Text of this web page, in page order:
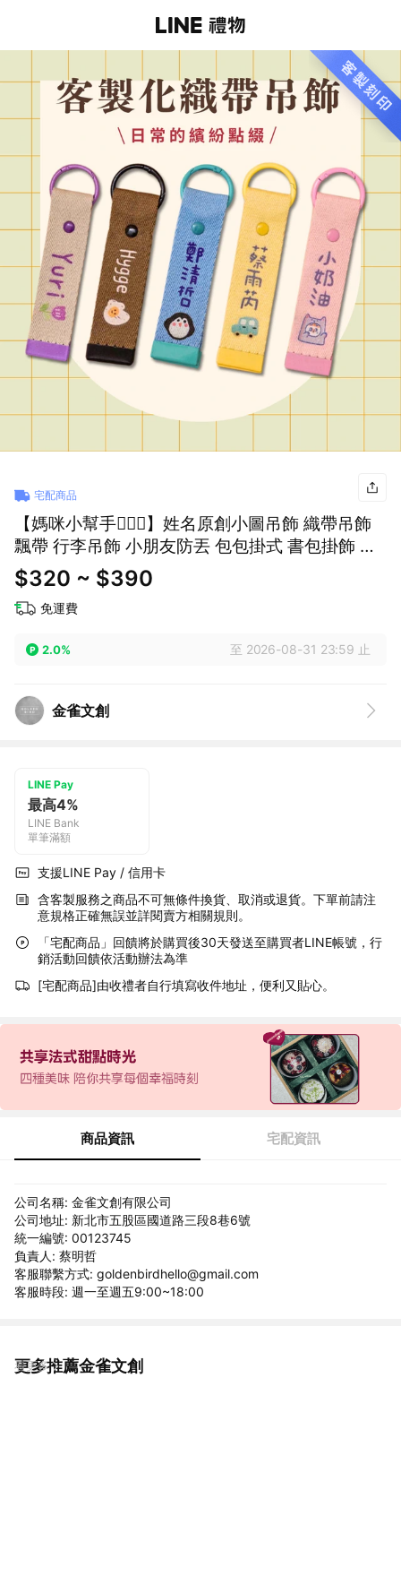
宅配商品
【媽咪小幫手🧚🏻‍♀️】姓名原創小圖吊飾 織帶吊飾
飄帶 行李吊飾 小朋友防丟 包包掛式 書包掛飾 小
朋友吊飾 防丟
$320 ~ $390
免運費
2.0% 至 2026-08-31 23:59 止
金雀文創
LINE Pay
最高4%
LINE Bank
單筆滿額
支援LINE Pay / 信用卡
含客製服務之商品不可無條件換貨、取消或退貨。下單前請注
意規格正確無誤並詳閱賣方相關規則。
「宅配商品」回饋將於購買後30天發送至購買者LINE帳號，行
銷活動回饋依活動辦法為準
[宅配商品]由收禮者自行填寫收件地址，便利又貼心。
商品資訊 宅配資訊
公司名稱: 金雀文創有限公司
公司地址: 新北市五股區國道路三段8巷6號
統一編號: 00123745
負責人: 蔡明哲
客服聯繫方式: goldenbirdhello@gmail.com
客服時段: 週一至週五9:00~18:00
更多推薦金雀文創
看更多